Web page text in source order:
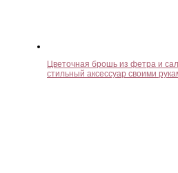
Цветочная брошь из фетра и
стильный аксессуар своими